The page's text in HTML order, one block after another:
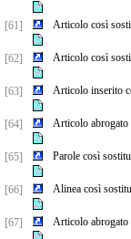
[61] Articolo così
[62] Articolo così
[63] Articolo inserito
[64] Articolo abrogato
[65] Parole così
[66] Alinea così
[67] Articolo abrogato